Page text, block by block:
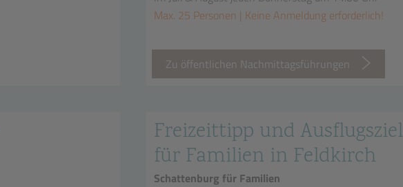
Max. 25 Personen | Keine Anmeldung erforderlich!
Zu öffentlichen Nachmittagsführungen
Freizeittipp und Ausflugsziel
für Familien in Feldkirch
Schattenburg für Familien